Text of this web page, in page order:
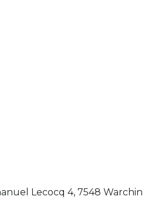
Lecocq 4, 7548 Warchin